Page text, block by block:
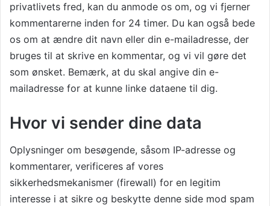
privatlivets fred, kan du anmode os om, og vi fjerner
kommentarerne inden for 24 timer. Du kan også bede
os om at ændre dit navn eller din e-mailadresse, der
bruges til at skrive en kommentar, og vi vil gøre det
som ønsket. Bemærk, at du skal angive din e-
mailadresse for at kunne linke dataene til dig.
Hvor vi sender dine data
Oplysninger om besøgende, såsom IP-adresse og
kommentarer, verificeres af vores
sikkerhedsmekanismer (firewall) for en legitim
interesse i at sikre og beskytte denne side mod spam